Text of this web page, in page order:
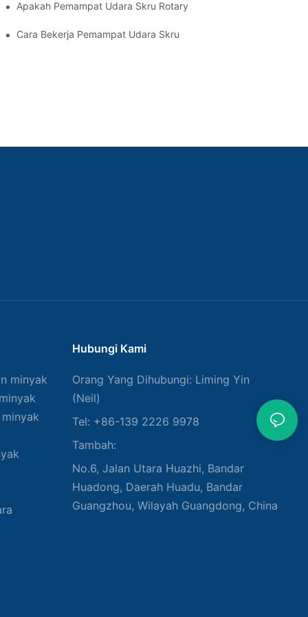
Apakah Pemampat Udara Skru Rotary
Cara Bekerja Pemampat Udara Skru
minyak
Hubungi Kami
Orang Yang Dihubungi: Liming Yin
(Neil)
Tel: +86-139 2226 9978
Tambah:
No.6, Jalan Utara Huazhi, Bandar
Huadong, Daerah Huadu, Bandar
Guangzhou, Wilayah Guangdong, China